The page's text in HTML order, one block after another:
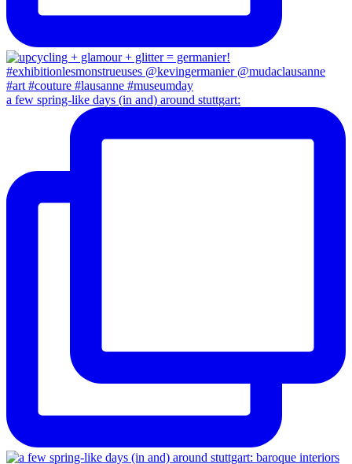
a few spring-like days (in and) around stuttgart: